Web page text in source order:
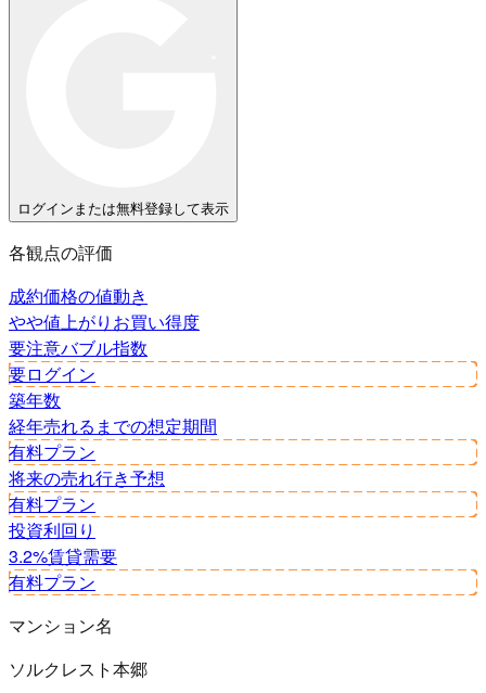
ログインまたは無料登録して表示
各観点の評価
成約価格の値動き
やや値上がり お買い得度
要注意バブル指数
要ログイン
築年数
経年売れるまでの想定期間
有料プラン
将来の売れ行き予想
有料プラン
投資利回り
3.2%賃貸需要
有料プラン
マンション名
ソルクレスト本郷